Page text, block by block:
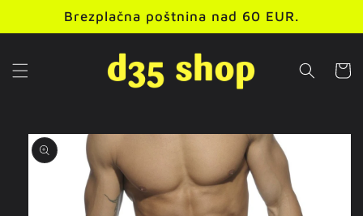
vsebino
Brezplačna poštnina nad 60 EUR.
informacije